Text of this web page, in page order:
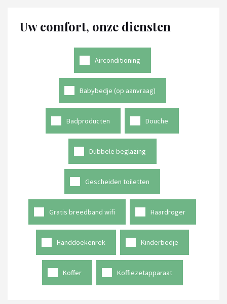
Uw comfort, onze diensten
Airconditioning
Babybedje (op aanvraag)
Badproducten Douche
Dubbele beglazing
Gescheiden toiletten
Gratis breedband wifi Haardroger
Handdoekenrek Kinderbedje
Koffer Koffiezetapparaat